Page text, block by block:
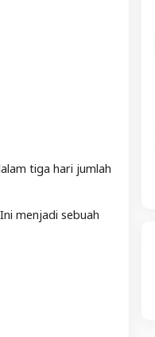
tiga hari jumlah
menjadi sebuah